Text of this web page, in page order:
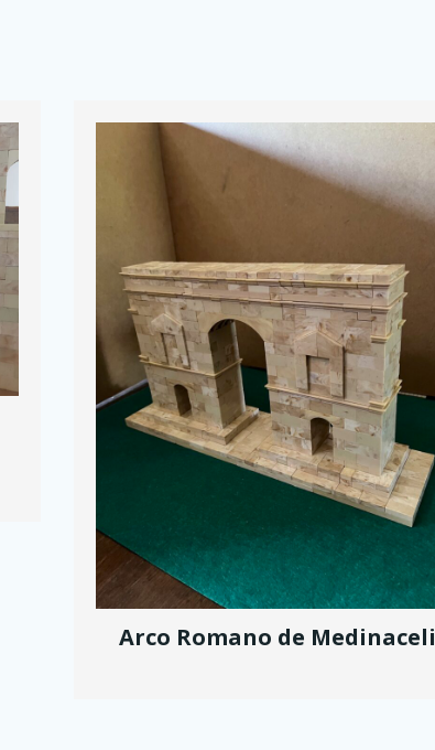
Arco Romano de Medinaceli